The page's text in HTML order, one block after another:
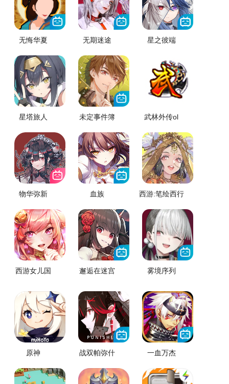
无悔华夏 无期迷途 星之彼端
星塔旅人 未定事件簿 武林外传ol
物华弥新 血族 西游:笔绘西行
西游女儿国 邂逅在迷宫 雾境序列
原神 战双帕弥什 一血万杰